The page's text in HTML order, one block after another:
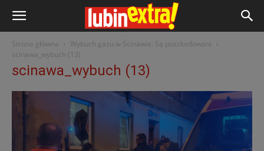
Strona główna
Wybuch gazu w Ścinawie. Są poszkodowani
scinawa_wybuch (13)
scinawa_wybuch (13)